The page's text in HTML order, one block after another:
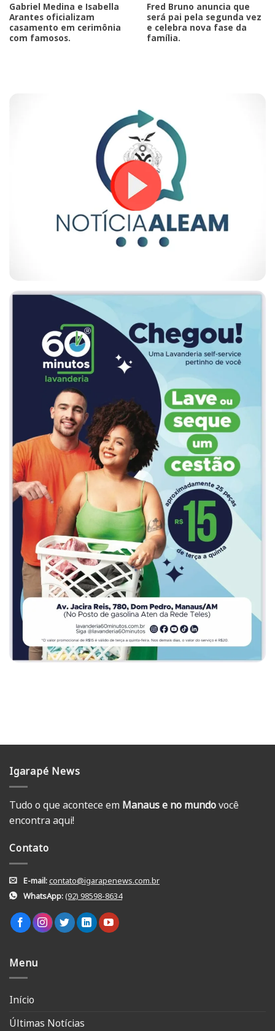
Gabriel Medina e Isabella
Arantes oficializam
casamento em cerimônia
com famosos.
Fred Bruno anuncia que
será pai pela segunda vez
e celebra nova fase da
família.
Igarapé News
Tudo o que acontece em Manaus e no mundovocê
encontra aqui!
Contato
E-mail:contato@igarapenews.com.br
WhatsApp:(92) 98598-8634
Menu
Início
Últimas Notícias